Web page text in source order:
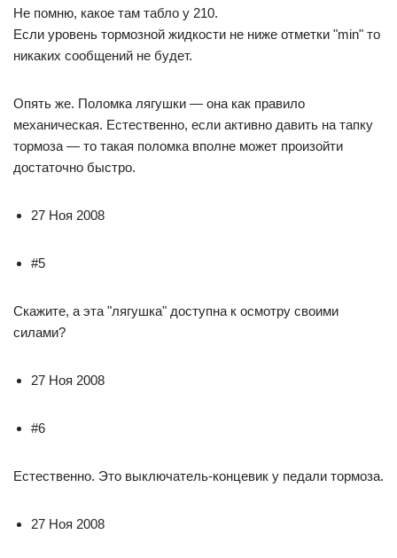
Не помню, какое там табло у 210.
Если уровень тормозной жидкости не ниже отметки "min" то
никаких сообщений не будет.
Опять же. Поломка лягушки — она как правило
механическая. Естественно, если активно давить на тапку
тормоза — то такая поломка вполне может произойти
достаточно быстро.
27 Ноя 2008
#5
Скажите, а эта "лягушка" доступна к осмотру своими
силами?
27 Ноя 2008
#6
Естественно. Это выключатель-концевик у педали тормоза.
27 Ноя 2008